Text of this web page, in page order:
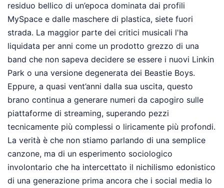
residuo bellico di un’epoca dominata dai profili
MySpace e dalle maschere di plastica, siete fuori
strada. La maggior parte dei critici musicali l'ha
liquidata per anni come un prodotto grezzo di una
band che non sapeva decidere se essere i nuovi Linkin
Park o una versione degenerata dei Beastie Boys.
Eppure, a quasi vent’anni dalla sua uscita, questo
brano continua a generare numeri da capogiro sulle
piattaforme di streaming, superando pezzi
tecnicamente più complessi o liricamente più profondi.
La verità è che non stiamo parlando di una semplice
canzone, ma di un esperimento sociologico
involontario che ha intercettato il nichilismo edonistico
di una generazione prima ancora che i social media lo